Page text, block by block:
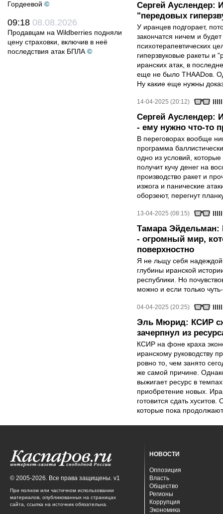
Гордеевой ©
09:18 08.08.2026
Продавцам на Wildberries подняли
цену страховки, включив в неё
последствия атак БПЛА ©
Сергей Ауслендер:
"передовых
У иранцев подгорает,
закончатся ничем и
психотерапевтических
гиперзвуковые ракеты и
иранских атак, в
еще не было THAADов.
Ну какие еще нужны
14-04-2025 (20:12)
Сергей Ауслендер:
- ему нужно что-то
В переговорах вообще
программа
одно из условий,
получит кучу денег на
производство ракет и
изжога и панические
оборзеют, перегнут
13-04-2025 (08:15)
Тамара Эйдельман:
- огромный мир,
поверхностно
Я не льщу себя
глубины иранской
республики. Но
можно и если только
04-04-2025 (20:25)
Эль Мюрид: КСИР
зачерпнул из
КСИР на фоне краха
иранскому руководству
ровно то, чем занято
же самой причине.
выжигает ресурс в
приобретение новых.
готовится сдать
которые пока
© 2005-2026. Все права защищены. v1
При полном или частичном использовании
материалов, опубликованных на страницах
сайта, ссылка на источник обязательна.
НОВОСТИ
Оппозиция
Власть
Общество
Регионы
Коррупция
Экономика